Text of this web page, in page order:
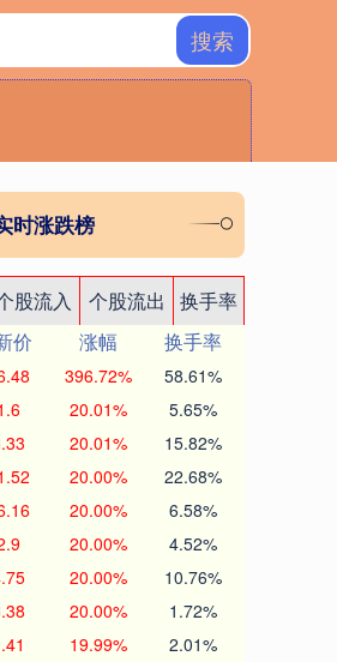
搜索
时涨跌榜
股流入 个股流出
换手率
价 涨幅
换手率
396.72% 58.61%
20.01% 5.65%
20.01% 15.82%
20.00% 22.68%
20.00% 6.58%
20.00% 4.52%
20.00% 10.76%
20.00% 1.72%
19.99% 2.01%